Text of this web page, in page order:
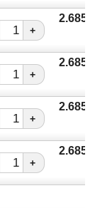
+
2.685
+
2.685
+
2.685
+
2.685